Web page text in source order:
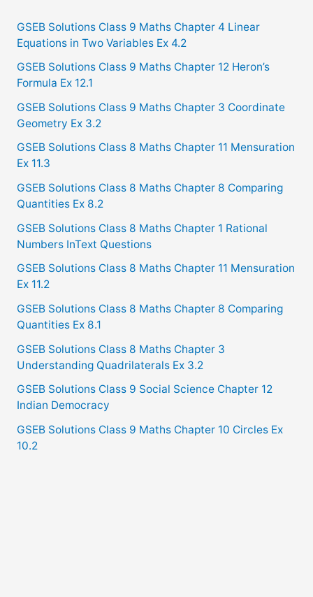
c
h
f
o
r
:
GSEB Solutions Class 9 Maths Chapter 4 Linear
Equations in Two Variables Ex 4.2
GSEB Solutions Class 9 Maths Chapter 12 Heron’s
Formula Ex 12.1
GSEB Solutions Class 9 Maths Chapter 3 Coordinate
Geometry Ex 3.2
GSEB Solutions Class 8 Maths Chapter 11 Mensuration
Ex 11.3
GSEB Solutions Class 8 Maths Chapter 8 Comparing
Quantities Ex 8.2
GSEB Solutions Class 8 Maths Chapter 1 Rational
Numbers InText Questions
GSEB Solutions Class 8 Maths Chapter 11 Mensuration
Ex 11.2
GSEB Solutions Class 8 Maths Chapter 8 Comparing
Quantities Ex 8.1
GSEB Solutions Class 8 Maths Chapter 3
Understanding Quadrilaterals Ex 3.2
GSEB Solutions Class 9 Social Science Chapter 12
Indian Democracy
GSEB Solutions Class 9 Maths Chapter 10 Circles Ex
10.2